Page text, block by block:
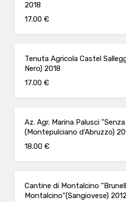
2018
17.00 €
Tenuta Agricola Castel
Nero) 2018
17.00 €
Az. Agr. Marina Palusci
(Montepulciano d'Abruzzo)
18.00 €
Cantine di Montalcino
Montalcino”(Sangiovese) 2012